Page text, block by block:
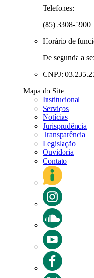
Telefones:
(85) 3308-5900
Horário de
De segunda a
CNPJ:
Mapa do Site
Institucional
Serviços
Notícias
Jurisprudência
Transparência
Legislação
Ouvidoria
Contato